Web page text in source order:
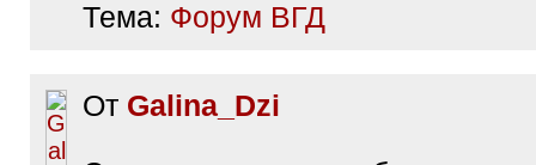
Тема: Форум ВГД
От Galina_Dzi